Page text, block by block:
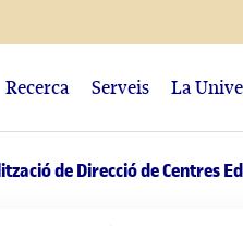
Recerca Serveis La
de Direcció de Centres